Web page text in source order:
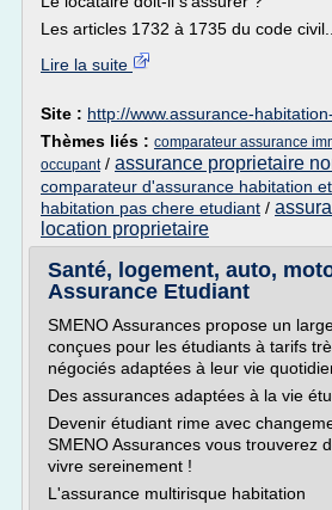
Les articles 1732 à 1735 du code civil...
Lire la suite
Site : http://www.assurance-
Thèmes liés : comparateur assurance
occupant/ assurance proprietaire
comparateur d'assurance habitation
habitation pas chere etudiant /
location proprietaire
Santé, logement, auto,
Assurance Etudiant
SMENO Assurances propose un
conçues pour les étudiants à tarifs
négociés adaptées à leur vie
Des assurances adaptées à la vie
Devenir étudiant rime avec
SMENO Assurances vous trouverez
vivre sereinement !
L'assurance multirisque habitation